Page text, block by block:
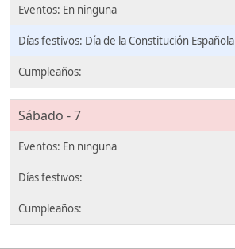
Día de la Constitución Española
Sábado - 7